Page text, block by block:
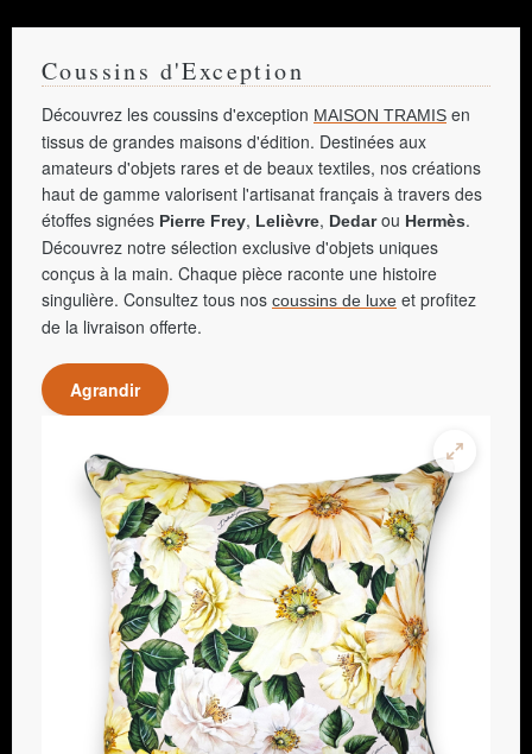
Coussins d'Exception
Découvrez les coussins d'exception MAISON TRAMIS en
tissus de grandes maisons d'édition. Destinées aux
amateurs d'objets rares et de beaux textiles, nos créations
haut de gamme valorisent l'artisanat français à travers des
étoffes signées Pierre Frey, Lelièvre, Dedarou Hermès.
Découvrez notre sélection exclusive d'objets uniques
conçus à la main. Chaque pièce raconte une histoire
singulière. Consultez tous nos coussins de luxe et profitez
de la livraison offerte.
Agrandir